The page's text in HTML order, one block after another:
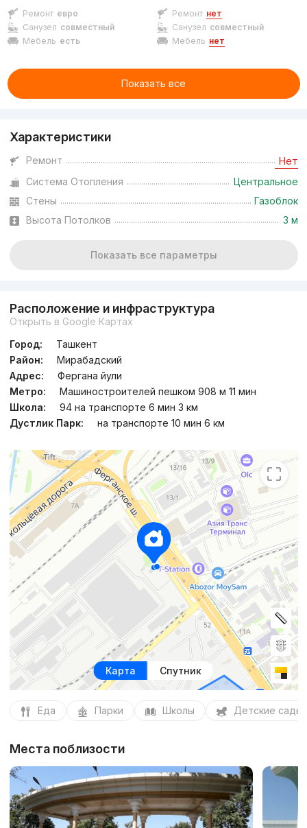
Ремонт евро
Санузел совместный
Мебель есть
Ремонт нет
Санузел совместный
Мебель нет
Показать все
Характеристики
Ремонт Нет
Система Отопления
Центральное
Стены
Газоблок
Высота Потолков
3 м
Показать все параметры
Расположение и инфраструктура
Открыть в Google Картах
Город:
Ташкент
Район:
Мирабадский
Адрес:
Фергана йули
Метро:
Машиностроителей пешком 908 м 11 мин
Школа:
94 на транспорте 6 мин 3 км
Дустлик Парк:
на транспорте 10 мин 6 км
Карта Спутник
Еда Парки Школы Детские сады
Места поблизости